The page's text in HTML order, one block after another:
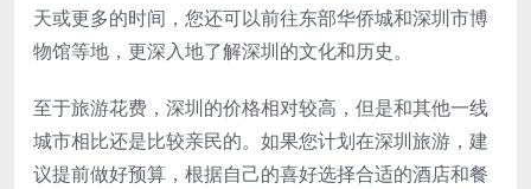
天或更多的时间，您还可以前往东部华侨城和深圳市博
物馆等地，更深入地了解深圳的文化和历史。
至于旅游花费，深圳的价格相对较高，但是和其他一线
城市相比还是比较亲民的。如果您计划在深圳旅游，建
议提前做好预算，根据自己的喜好选择合适的酒店和餐